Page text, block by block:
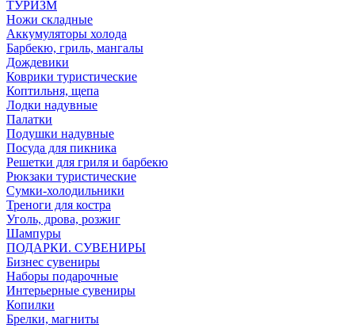
ТУРИЗМ
Ножи складные
Аккумуляторы холода
Барбекю, гриль, мангалы
Дождевики
Коврики туристические
Коптильня, щепа
Лодки надувные
Палатки
Подушки надувные
Посуда для пикника
Решетки для гриля и барбекю
Рюкзаки туристические
Сумки-холодильники
Треноги для костра
Уголь, дрова, розжиг
Шампуры
ПОДАРКИ. СУВЕНИРЫ
Бизнес сувениры
Наборы подарочные
Интерьерные сувениры
Копилки
Брелки, магниты